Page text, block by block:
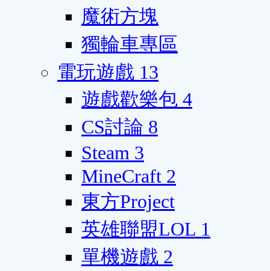
魔術方塊
獨輪車專區
電玩遊戲 13
遊戲歡樂包 4
CS討論 8
Steam 3
MineCraft 2
東方Project
英雄聯盟LOL 1
單機遊戲 2